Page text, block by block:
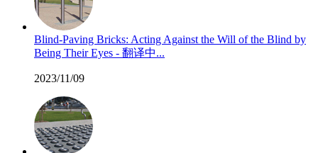
Blind-Paving Bricks: Acting Against the Will of the Blind by
Being Their Eyes - 翻译中...
2023/11/09